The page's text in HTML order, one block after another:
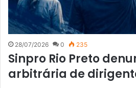
28/07/2026 0 235
Sinpro Rio Preto
arbitrária de